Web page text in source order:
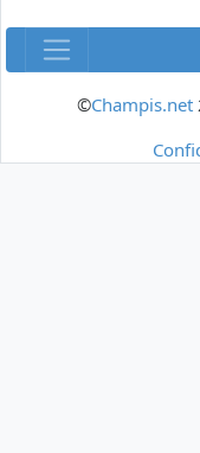
©Champis.net